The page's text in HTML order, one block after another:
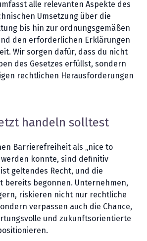
alle relevanten Aspekte des
Umsetzung über die
bis hin zur ordnungsgemäßen
den erforderlichen Erklärungen
Wir sorgen dafür, dass du nicht
des Gesetzes erfüllst, sondern
rechtlichen Herausforderungen
handeln solltest
Barrierefreiheit als „nice to
konnte, sind definitiv
ist geltendes Recht, und die
bereits begonnen. Unternehmen,
riskieren nicht nur rechtliche
verpassen auch die Chance,
und zukunftsorientierte